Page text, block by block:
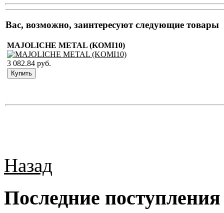
Вас, возможно, заинтересуют следующие товары
MAJOLICHE METAL (KOMI10)
3 082.84 руб.
Назад
Последние